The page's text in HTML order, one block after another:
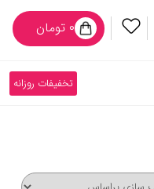
۰ تومان
تخفیفات روزانه